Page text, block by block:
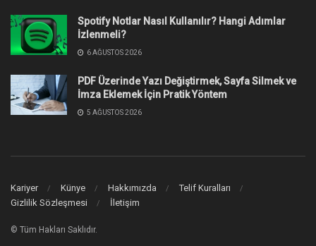
Spotify Notlar Nasıl Kullanılır? Hangi Adımlar
İzlenmeli?
6 AĞUSTOS 2026
PDF Üzerinde Yazı Değiştirmek, Sayfa Silmek ve
İmza Eklemek İçin Pratik Yöntem
5 AĞUSTOS 2026
Kariyer Künye Hakkımızda
Telif Kuralları
Gizlilik Sözleşmesi
İletişim
© Tüm Hakları Saklıdır.